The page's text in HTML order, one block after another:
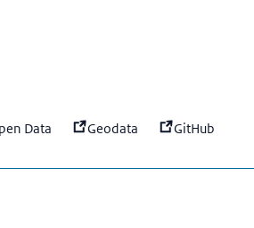
Data Geodata GitHub